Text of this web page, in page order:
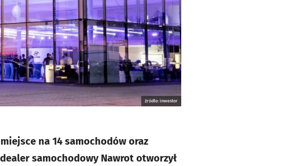
źródło: inwestor
na 14 samochodów oraz
samochodowy Nawrot otworzył